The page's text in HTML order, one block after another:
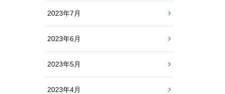
2023年7月
2023年6月
2023年5月
2023年4月